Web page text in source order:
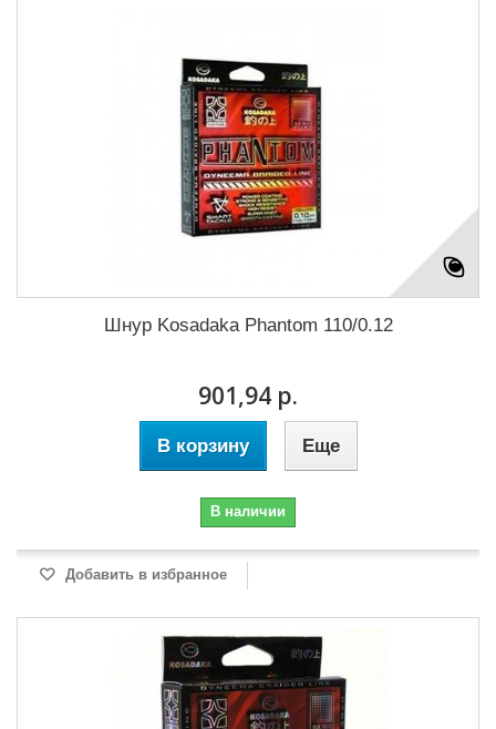
Шнур Kosadaka Phantom 110/0.12
901,94 р.
В корзину Еще
В наличии
Добавить в избранное